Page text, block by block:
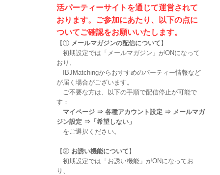
活パーティーサイトを通じて運営されて
おります。ご参加にあたり、以下の点に
ついてご確認をお願いいたします。
【① メールマガジンの配信について 】
初期設定では「メールマガジン」がONになって
おり、
IBJMatchingからおすすめのパーティー情報など
が届く場合がございます。
ご不要な方は、以下の手順で配信停止が可能で
す：
マイページ ⇒ 各種アカウント設定 ⇒ メールマガ
ジン設定 ⇒「希望しない」
をご選択ください。
【② お誘い機能について 】
初期設定では「お誘い機能」がONになってお
り、